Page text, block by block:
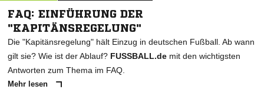
FAQ: EINFÜHRUNG DER
"KAPITÄNSREGELUNG"
Die "Kapitänsregelung" hält Einzug in deutschen Fußball. Ab wann
gilt sie? Wie ist der Ablauf? FUSSBALL.de mit den wichtigsten
Antworten zum Thema im FAQ.
Mehr lesen